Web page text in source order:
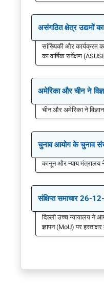
असंगठित क्षेत्र उद्यमों
सांख्यिकी और कार्यक्रम
का वार्षिक सर्वेक्षण
अमेरिका और चीन ने
चीन और अमेरिका ने
चुनाव आयोग के चुनाव
कानून और न्याय मंत्रालय
संक्षिप्त समाचार 26-
दिल्ली उच्च न्यायालय ने
ज्ञापन (MoU) पर